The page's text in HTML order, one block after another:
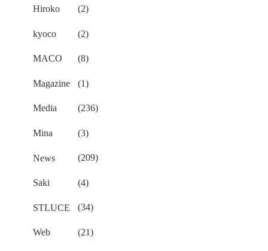
Hiroko (2)
kyoco (2)
MACO (8)
Magazine (1)
Media (236)
Mina (3)
News (209)
Saki (4)
STLUCE (34)
Web (21)